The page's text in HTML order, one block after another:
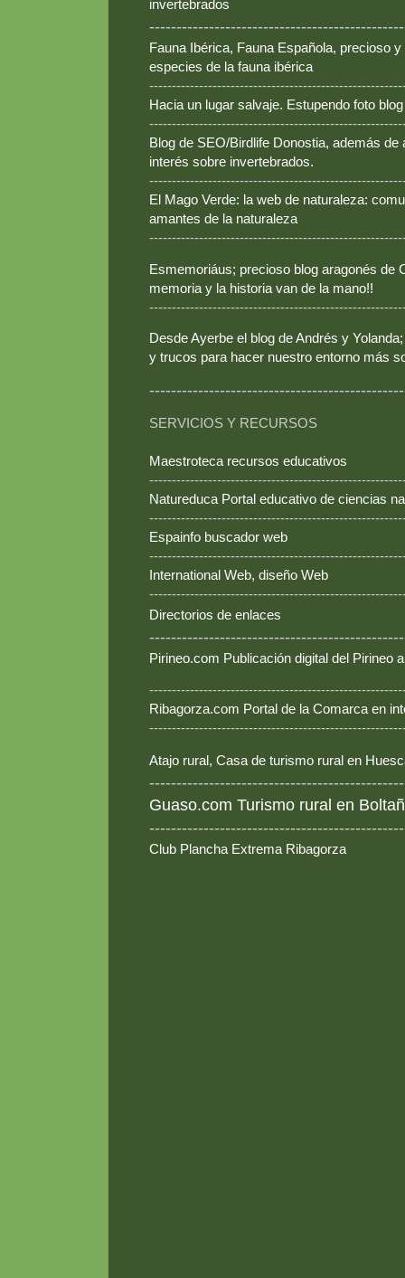
invertebrados
Fauna Ibérica, Fauna Española, precioso
especies de la fauna ibérica
Hacia un lugar salvaje. Estupendo foto
Blog de SEO/Birdlife Donostia, además
interés sobre invertebrados.
El Mago Verde: la web de naturaleza:
amantes de la naturaleza
Esmemoriáus; precioso blog aragonés de
memoria y la historia van de la mano!!
Desde Ayerbe el blog de Andrés y
y trucos para hacer nuestro entorno más
SERVICIOS Y RECURSOS
Maestroteca recursos educativos
Natureduca Portal educativo de ciencias
Espainfo buscador web
International Web, diseño Web
Directorios de enlaces
Pirineo.com Publicación digital del Pirineo
Ribagorza.com Portal de la Comarca en
Atajo rural, Casa de turismo rural en
Guaso.com Turismo rural en
Club Plancha Extrema Ribagorza